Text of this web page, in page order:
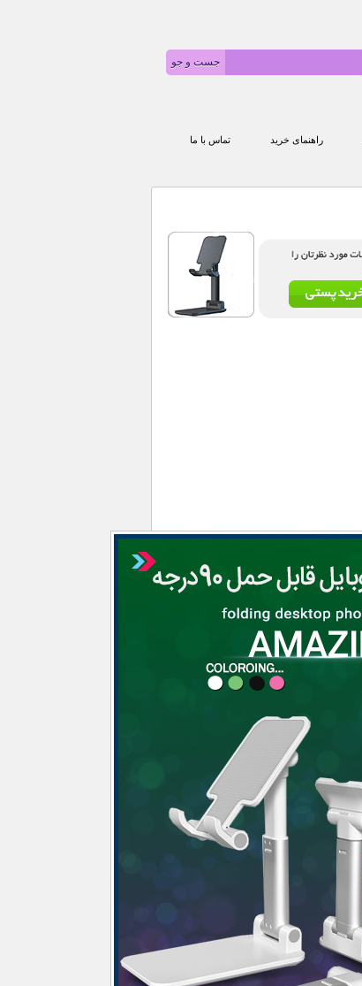
راهنمای خرید تماس با ما